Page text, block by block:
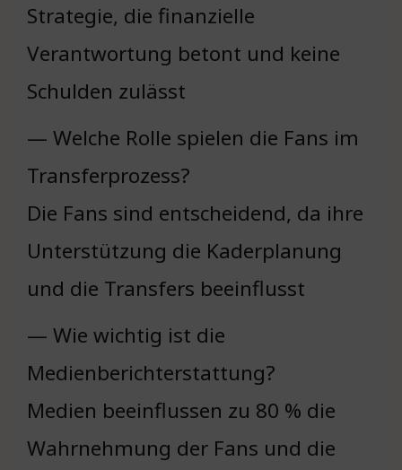
Strategie, die finanzielle
Verantwortung betont und keine
Schulden zulässt
— Welche Rolle spielen die Fans im
Transferprozess?
Die Fans sind entscheidend, da ihre
Unterstützung die Kaderplanung
und die Transfers beeinflusst
— Wie wichtig ist die
Medienberichterstattung?
Medien beeinflussen zu 80 % die
Wahrnehmung der Fans und die